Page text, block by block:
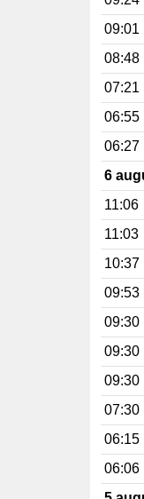
09:01
08:48
07:21
06:55
06:27
6
11:06
11:03
10:37
09:53
09:30
09:30
09:30
07:30
06:15
06:06